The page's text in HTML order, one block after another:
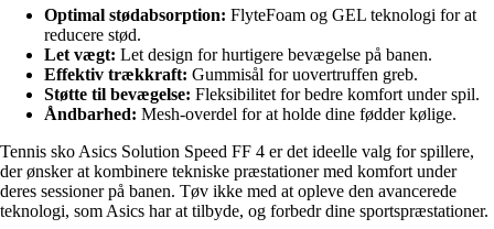
Optimal stødabsorption: FlyteFoam og GEL teknologi for at
reducere stød.
Let vægt: Let design for hurtigere bevægelse på banen.
Effektiv trækkraft: Gummisål for uovertruffen greb.
Støtte til bevægelse: Fleksibilitet for bedre komfort under spil.
Åndbarhed: Mesh-overdel for at holde dine fødder kølige.
Tennis sko Asics Solution Speed FF 4 er det ideelle valg for spillere,
der ønsker at kombinere tekniske præstationer med komfort under
deres sessioner på banen. Tøv ikke med at opleve den avancerede
teknologi, som Asics har at tilbyde, og forbedr dine sportspræstationer.